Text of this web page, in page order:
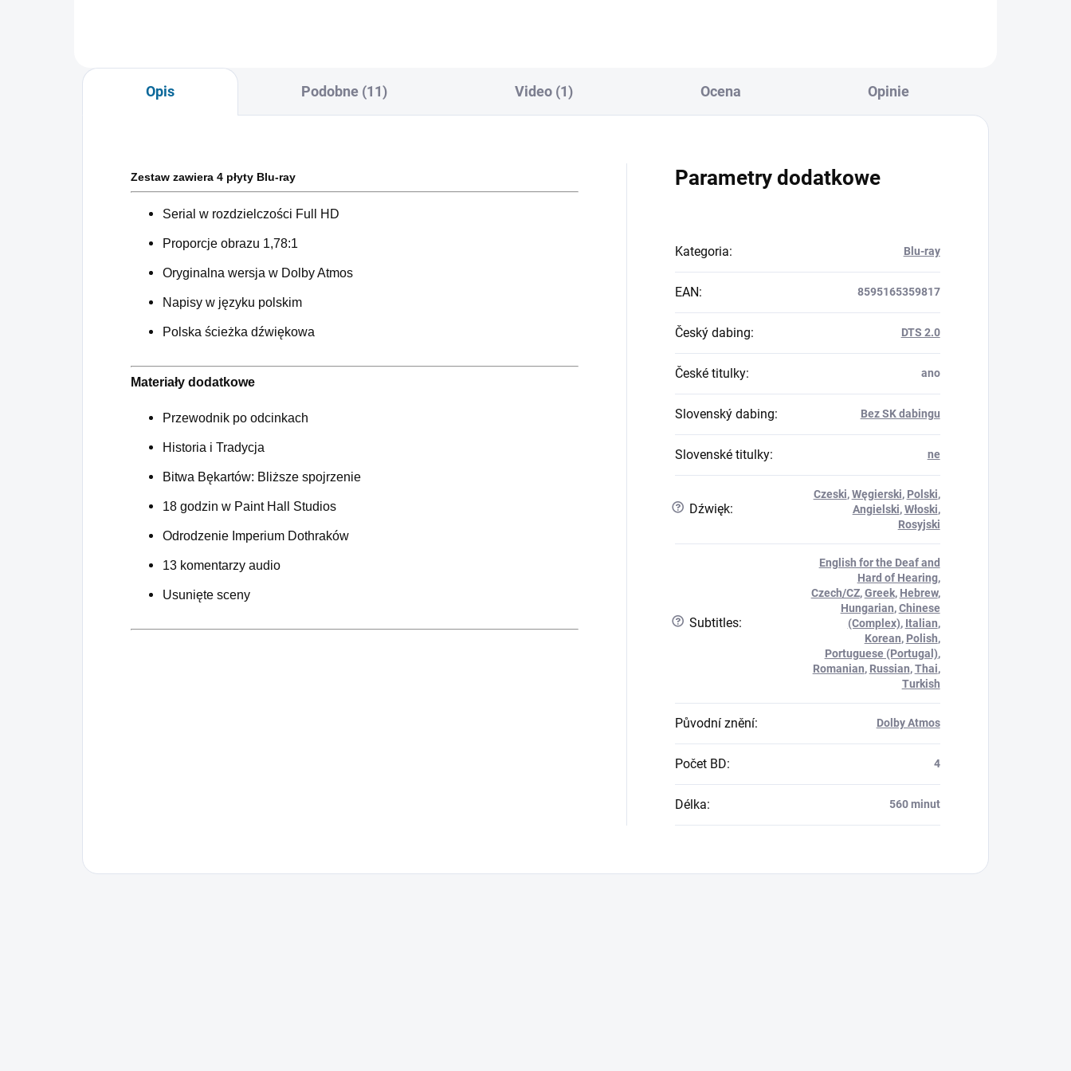
Opis Podobne (11) Video (1) Ocena Opinie
Zestaw zawiera 4 płyty Blu-ray
Serial w rozdzielczości Full HD
Proporcje obrazu 1,78:1
Oryginalna wersja w Dolby Atmos
Napisy w języku polskim
Polska ścieżka dźwiękowa
Materiały dodatkowe
Przewodnik po odcinkach
Historia i Tradycja
Bitwa Bękartów: Bliższe spojrzenie
18 godzin w Paint Hall Studios
Odrodzenie Imperium Dothraków
13 komentarzy audio
Usunięte sceny
Parametry dodatkowe
Kategoria: Blu-ray
EAN: 8595165359817
Český dabing: DTS 2.0
České titulky: ano
Slovenský dabing: Bez SK dabingu
Slovenské titulky: ne
? Dźwięk:
Czeski,Węgierski, Polski,
Angielski,Włoski,
Rosyjski
? Subtitles:
English for the Deaf and
Hard of Hearing,
Czech/CZ,Greek, Hebrew,
Hungarian,Chinese
(Complex), Italian,
Korean, Polish,
Portuguese (Portugal),
Romanian, Russian,Thai,
Turkish
Původní znění: Dolby Atmos
Počet BD: 4
Délka: 560 minut